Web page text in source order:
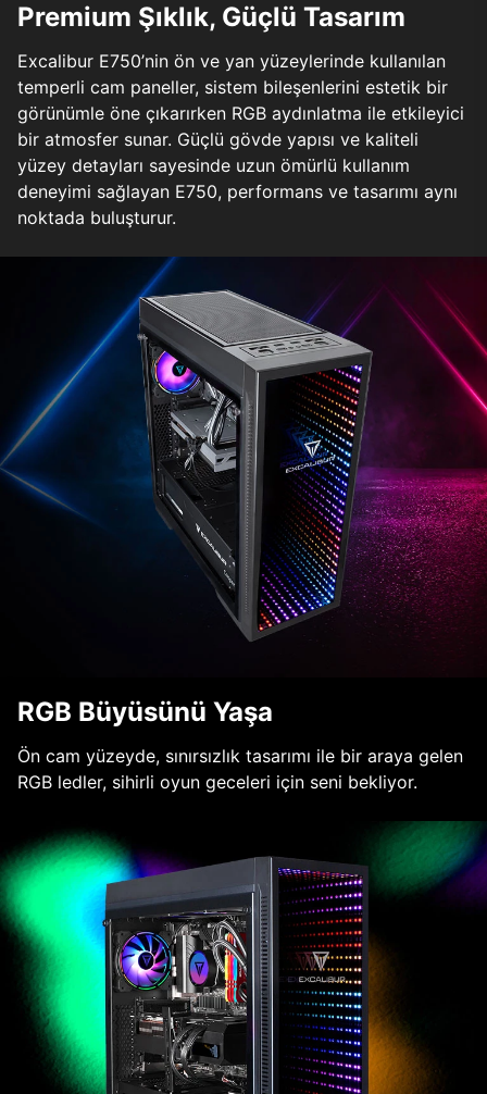
Premium Şıklık, Güçlü Tasarım
Excalibur E750’nin ön ve yan yüzeylerinde kullanılan
temperli cam paneller, sistem bileşenlerini estetik bir
görünümle öne çıkarırken RGB aydınlatma ile etkileyici
bir atmosfer sunar. Güçlü gövde yapısı ve kaliteli
yüzey detayları sayesinde uzun ömürlü kullanım
deneyimi sağlayan E750, performans ve tasarımı aynı
noktada buluşturur.
RGB Büyüsünü Yaşa
Ön cam yüzeyde, sınırsızlık tasarımı ile bir araya gelen
RGB ledler, sihirli oyun geceleri için seni bekliyor.